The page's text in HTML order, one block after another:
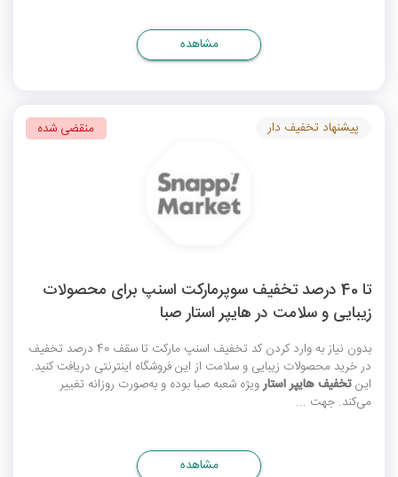
مشاهده
تا 40 درصد تخفیف سوپرمارکت اسنپ برای محصولات
زیبایی و سلامت در هایپر استار صبا
بدون نیاز به وارد کردنکد تخفیف اسنپ مارکت
تا سقف 40 درصد تخفیف
در خرید محصولات زیبایی و سلامت از این فروشگاه اینترنتی دریافت کنید.
اینتخفیف هایپر استارویژه شعبه صبا بوده و به‌صورت روزانه تغییر
می‌کند. جهت ...
پیشنهاد تخفیف دار منقضی شده
مشاهده